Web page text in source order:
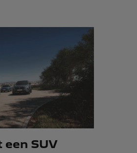
een SUV